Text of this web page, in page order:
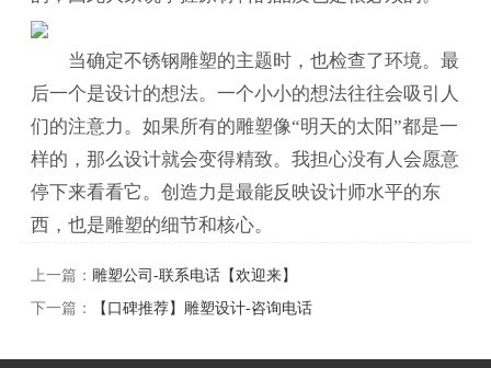
当确定不锈钢雕塑的主题时，也检查了环境。最
后一个是设计的想法。一个小小的想法往往会吸引人
们的注意力。如果所有的雕塑像“明天的太阳”都是一
样的，那么设计就会变得精致。我担心没有人会愿意
停下来看看它。创造力是最能反映设计师水平的东
西，也是雕塑的细节和核心。
上一篇： 雕塑公司-联系电话【欢迎来】
下一篇：
【口碑推荐】雕塑设计-咨询电话